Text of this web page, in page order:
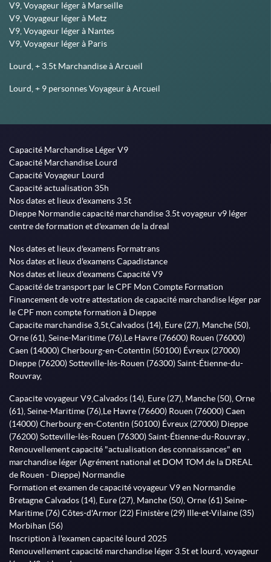
V9, Voyageur léger à Marseille
V9, Voyageur léger à Metz
V9, Voyageur léger à Nantes
V9, Voyageur léger à Paris
Lourd, + 3.5t Marchandise à Arcueil
Lourd, + 9 personnes Voyageur à Arcueil
Capacité Marchandise Léger V9
Capacité Marchandise Lourd
Capacité Voyageur Lourd
Capacité actualisation 35h
Nos dates et lieux d'examens 3.5t
Dieppe Normandie capacité marchandise 3.5t voyageur v9 léger
centre de formation et d'examen de la dreal
Nos dates et lieux d'examens Formatrans
Nos dates et lieux d'examens Capadistance
Nos dates et lieux d'examens Capacité V9
Capacité de transport par le CPF Mon Compte Formation
Financement de votre attestation de capacité marchandise léger par
le CPF mon compte formation à Dieppe
Capacite marchandise 3,5t,Calvados (14), Eure (27), Manche (50),
Orne (61), Seine-Maritime (76),Le Havre (76600) Rouen (76000)
Caen (14000) Cherbourg-en-Cotentin (50100) Évreux (27000)
Dieppe (76200) Sotteville-lès-Rouen (76300) Saint-Étienne-du-
Rouvray,
Capacite voyageur V9,Calvados (14), Eure (27), Manche (50), Orne
(61), Seine-Maritime (76),Le Havre (76600) Rouen (76000) Caen
(14000) Cherbourg-en-Cotentin (50100) Évreux (27000) Dieppe
(76200) Sotteville-lès-Rouen (76300) Saint-Étienne-du-Rouvray ,
Renouvellement capacité "actualisation des connaissances" en
marchandise léger (Agrément national et DOM TOM de la DREAL
de Rouen - Dieppe) Normandie
Formation et examen de capacité voyageur V9 en Normandie
Bretagne Calvados (14), Eure (27), Manche (50), Orne (61) Seine-
Maritime (76) Côtes-d'Armor (22) Finistère (29) Ille-et-Vilaine (35)
Morbihan (56)
Inscription à l'examen capacité lourd 2025
Renouvellement capacité marchandise léger 3.5t et lourd, voyageur